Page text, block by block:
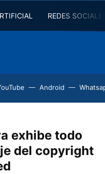
REDES
Android
exhibe todo
del copyright